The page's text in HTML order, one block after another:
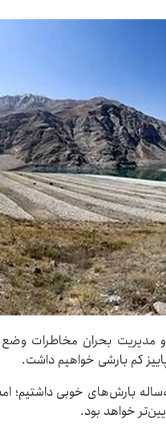
مدیریت بحران مخاطرات
کم بارشی خواهیم داشت.
بارش‌های خوبی داشتیم؛